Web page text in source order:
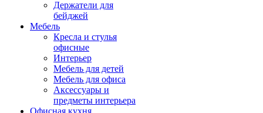
Держатели для
бейджей
Мебель
Кресла и стулья
офисные
Интерьер
Мебель для детей
Мебель для офиса
Аксессуары и
предметы интерьера
Офисная кухня